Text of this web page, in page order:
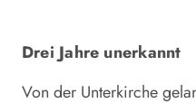
Drei Jahre unerkannt
Von der Unterkirche